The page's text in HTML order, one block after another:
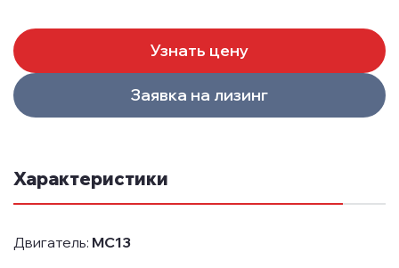
Узнать цену
Заявка на лизинг
Характеристики
Двигатель: MC13